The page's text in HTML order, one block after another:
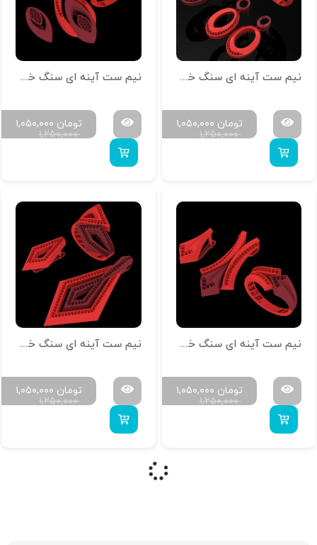
نیم ست آینه‌ ای سنگ خور N-ROKO-08
۱,۲۵۰,۰۰۰
۱,۰۵۰,۰۰۰ تومان
نیم ست آینه‌ ای سنگ خور N-ROKO-07
۱,۲۵۰,۰۰۰
۱,۰۵۰,۰۰۰ تومان
نیم ست آینه‌ ای سنگ خور N-ROKO-04
۱,۲۵۰,۰۰۰
۱,۰۵۰,۰۰۰ تومان
نیم ست آینه‌ ای سنگ خور N-ROKO-03
۱,۲۵۰,۰۰۰
۱,۰۵۰,۰۰۰ تومان